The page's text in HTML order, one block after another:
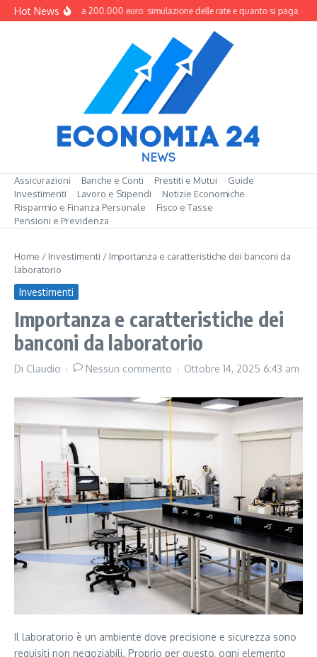
Salta al contenuto
Hot NewsMutuo da 200.000 euro: simulazione delle rate e quanto si paga
Assicurazioni Banche e Conti Prestiti e Mutui
Guide
Investimenti
Lavoro e Stipendi
Notizie Economiche
Risparmio e Finanza Personale
Fisco e Tasse
Pensioni e Previdenza
Home / Investimenti / Importanza e caratteristiche dei banconi da
laboratorio
Investimenti
Importanza e caratteristiche dei
banconi da laboratorio
Di Claudio Nessun commento Ottobre 14, 2025 6:43 am
Il laboratorio è un ambiente dove precisione e sicurezza sono
requisiti non negoziabili. Proprio per questo, ogni elemento